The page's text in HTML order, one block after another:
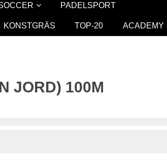
PADELSPORT
KONSTGRÄS TOP-20 ACADEMY
JORD) 100M